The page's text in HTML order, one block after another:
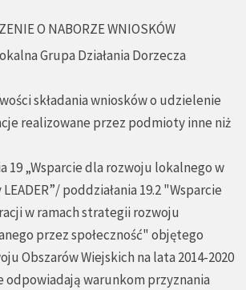
O NABORZE WNIOSKÓW
Grupa Działania Dorzecza
składania wniosków o udzielenie
realizowane przez podmioty inne niż
19 „Wsparcie dla rozwoju lokalnego w
poddziałania 19.2 "Wsparcie
w ramach strategii rozwoju
przez społeczność" objętego
Obszarów Wiejskich na lata 2014-2020
odpowiadają warunkom przyznania